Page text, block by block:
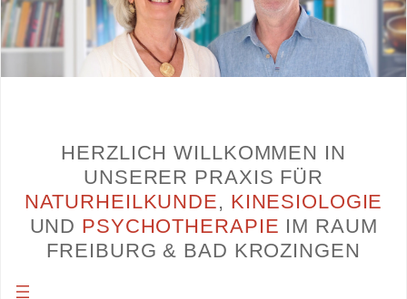
HERZLICH WILLKOMMEN IN
UNSERER PRAXIS FÜR
NATURHEILKUNDE, KINESIOLOGIE
UND PSYCHOTHERAPIE IM RAUM
FREIBURG & BAD KROZINGEN